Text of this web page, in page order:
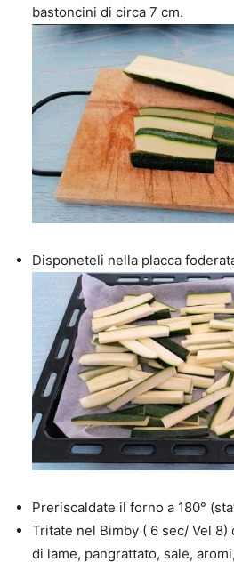
bastoncini di circa 7 cm.
Disponeteli nella placca
Preriscaldate il forno a 180°
Tritate nel Bimby ( 6 sec/ Vel
di lame, pangrattato, sale,